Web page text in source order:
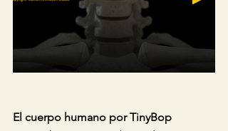
El cuerpo humano por TinyBop